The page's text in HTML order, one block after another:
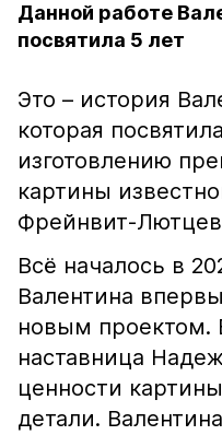
Данной работе
посвятила 5 лет
Это – история
которая
изготовлению
картины
Фрейнвит-
Всё началось в
Валентина
новым проектом.
наставница
ценности
детали.